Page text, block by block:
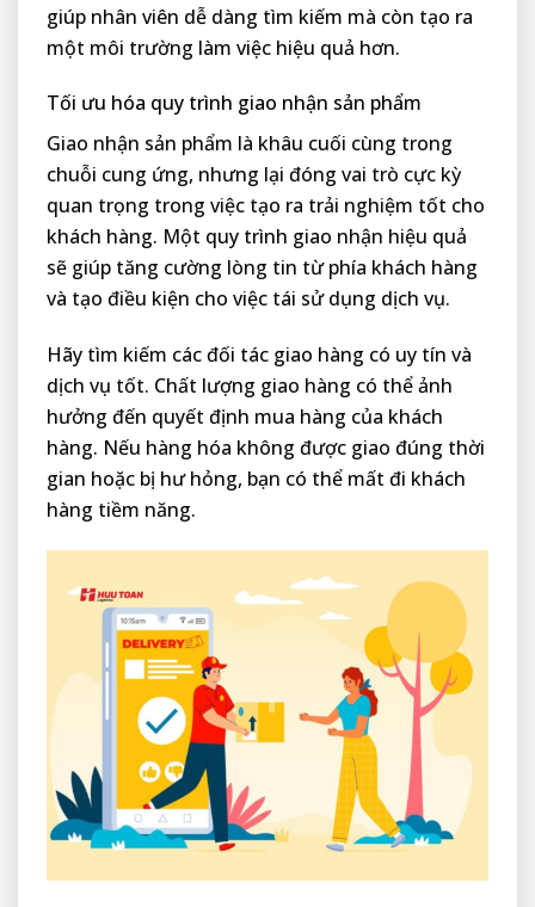
giúp nhân viên dễ dàng tìm kiếm mà còn tạo ra
một môi trường làm việc hiệu quả hơn.
Tối ưu hóa quy trình giao nhận sản phẩm
Giao nhận sản phẩm là khâu cuối cùng trong
chuỗi cung ứng, nhưng lại đóng vai trò cực kỳ
quan trọng trong việc tạo ra trải nghiệm tốt cho
khách hàng. Một quy trình giao nhận hiệu quả
sẽ giúp tăng cường lòng tin từ phía khách hàng
và tạo điều kiện cho việc tái sử dụng dịch vụ.
Hãy tìm kiếm các đối tác giao hàng có uy tín và
dịch vụ tốt. Chất lượng giao hàng có thể ảnh
hưởng đến quyết định mua hàng của khách
hàng. Nếu hàng hóa không được giao đúng thời
gian hoặc bị hư hỏng, bạn có thể mất đi khách
hàng tiềm năng.